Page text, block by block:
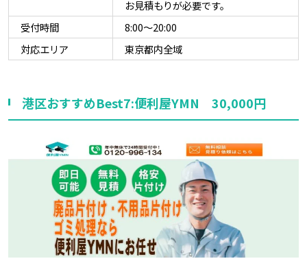
お見積もりが必要です。
受付時間
8:00～20:00
対応エリア
東京都内全域
港区おすすめBest7:便利屋YMN 30,000円